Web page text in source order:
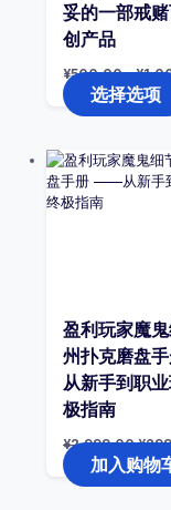
妥的一部戒
创产品
¥500.00–¥
选择选项
盈利玩家魔
州扑克磨盘
从新手到职
极指南
¥2,999.00原
价
为：
¥
加入购物